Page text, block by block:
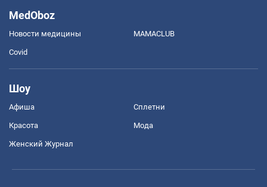
MedOboz
Новости медицины MAMACLUB
Covid
Шоу
Афиша Сплетни
Красота Мода
Женский Журнал